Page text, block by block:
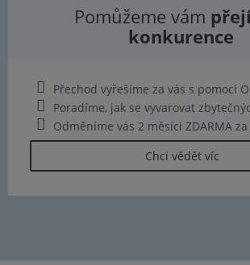
Pomůžeme vám
konkurence
Přechod vyřešíme za vás s pomocí
Poradíme, jak se vyvarovat
Odměníme vás 2 měsíci ZDARMA
Chci vědět víc